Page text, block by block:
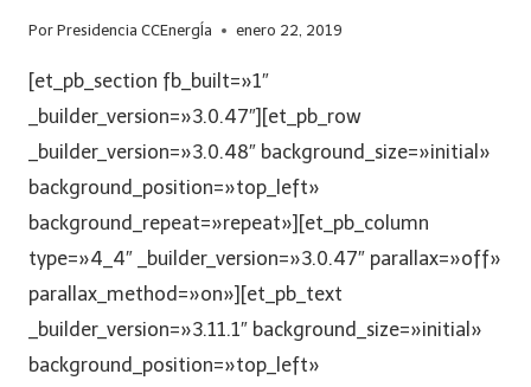
Por Presidencia CCEnergÍa enero 22, 2019
[et_pb_section fb_built=»1″
_builder_version=»3.0.47″][et_pb_row
_builder_version=»3.0.48″ background_size=»initial»
background_position=»top_left»
background_repeat=»repeat»][et_pb_column
type=»4_4″ _builder_version=»3.0.47″ parallax=»off»
parallax_method=»on»][et_pb_text
_builder_version=»3.11.1″ background_size=»initial»
background_position=»top_left»